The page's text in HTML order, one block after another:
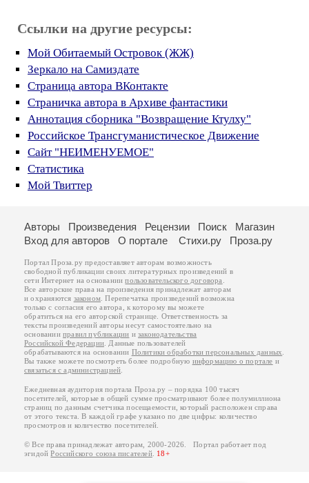
Ссылки на другие ресурсы:
Мой Обитаемый Островок (ЖЖ)
Зеркало на Самиздате
Страница автора ВКонтакте
Страничка автора в Архиве фантастики
Аннотация сборника "Возвращение Ктулху"
Российское Трансгуманистическое Движение
Сайт "НЕИМЕНУЕМОЕ"
Статистика
Мой Твиттер
Авторы Произведения Рецензии Поиск
Магазин
Вход для авторов
О портале Стихи.ру Проза.ру
Портал Проза.ру предоставляет авторам возможность
свободной публикации своих литературных произведений в
сети Интернет на основаниипользовательского договора
Все авторские права на произведения принадлежат авторам
и охраняются законом . Перепечатка произведений возможна
только с согласия его автора, к которому вы можете
обратиться на его авторской странице. Ответственность за
тексты произведений авторы несут самостоятельно на
основанииправил публикации изаконодательства
Российской Федерации . Данные пользователей
обрабатываются на основании Политики обработки персональных данных
Вы также можете посмотреть более подробную информацию о портале и
связаться с администрацией
Ежедневная аудитория портала Проза.ру – порядка 100 тысяч
посетителей, которые в общей сумме просматривают более полумиллиона
страниц по данным счетчика посещаемости, который расположен справа
от этого текста. В каждой графе указано по две цифры: количество
просмотров и количество посетителей.
© Все права принадлежат авторам, 2000-2026. Портал работает под
эгидойРоссийского союза писателей. 18+